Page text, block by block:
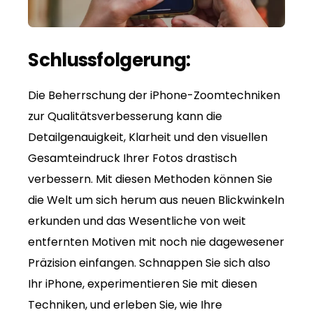
Schlussfolgerung:
Die Beherrschung der iPhone-Zoomtechniken
zur Qualitätsverbesserung kann die
Detailgenauigkeit, Klarheit und den visuellen
Gesamteindruck Ihrer Fotos drastisch
verbessern. Mit diesen Methoden können Sie
die Welt um sich herum aus neuen Blickwinkeln
erkunden und das Wesentliche von weit
entfernten Motiven mit noch nie dagewesener
Präzision einfangen. Schnappen Sie sich also
Ihr iPhone, experimentieren Sie mit diesen
Techniken, und erleben Sie, wie Ihre